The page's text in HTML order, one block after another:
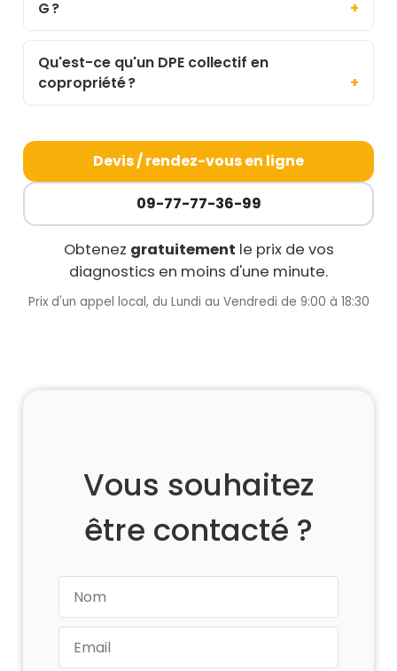
G ?
Qu'est-ce qu'un DPE collectif en
copropriété ?
Devis / rendez-vous en ligne
09-77-77-36-99
Obtenez gratuitement le prix de vos
diagnostics en moins d'une minute.
Prix d'un appel local, du Lundi au Vendredi de 9:00 à 18:30
Vous souhaitez
être contacté ?